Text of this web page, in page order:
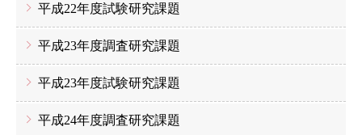
平成22年度試験研究課題
平成23年度調査研究課題
平成23年度試験研究課題
平成24年度調査研究課題